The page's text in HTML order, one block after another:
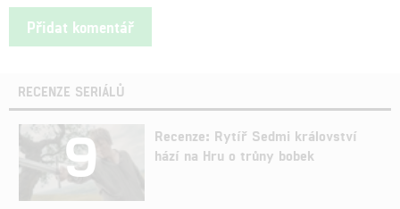
RECENZE SERIÁLŮ
9
Recenze: Rytíř Sedmi království
hází na Hru o trůny bobek